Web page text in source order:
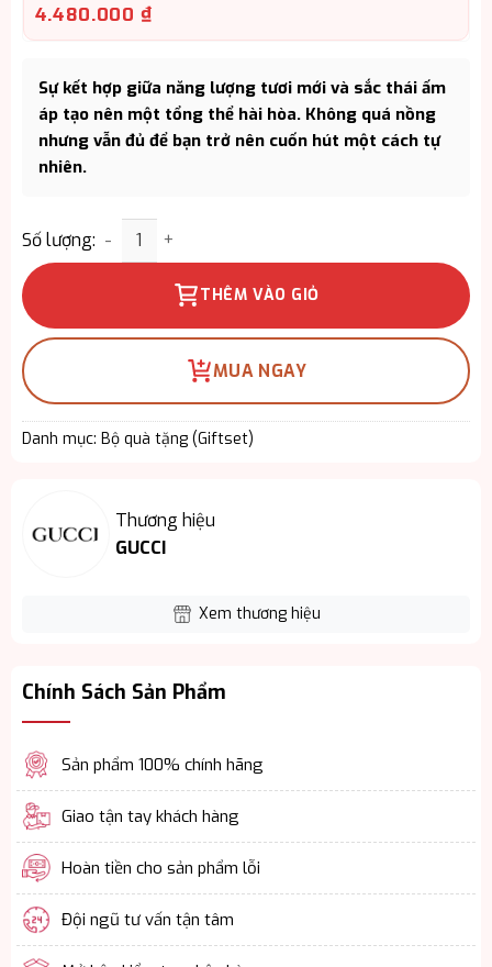
4.480.000 ₫
Sự kết hợp giữa năng lượng tươi mới và sắc thái ấm
áp tạo nên một tổng thể hài hòa. Không quá nồng
nhưng vẫn đủ để bạn trở nên cuốn hút một cách tự
nhiên.
Số lượng: Giftset Gucci Guilty Pour Homme EDP 3PCS -
THÊM VÀO GIỎ
MUA NGAY
Danh mục: Bộ quà tặng (Giftset)
Thương hiệu
GUCCI
Xem thương hiệu
Chính Sách Sản Phẩm
Sản phẩm 100% chính hãng
Giao tận tay khách hàng
Hoàn tiền cho sản phẩm lỗi
Đội ngũ tư vấn tận tâm